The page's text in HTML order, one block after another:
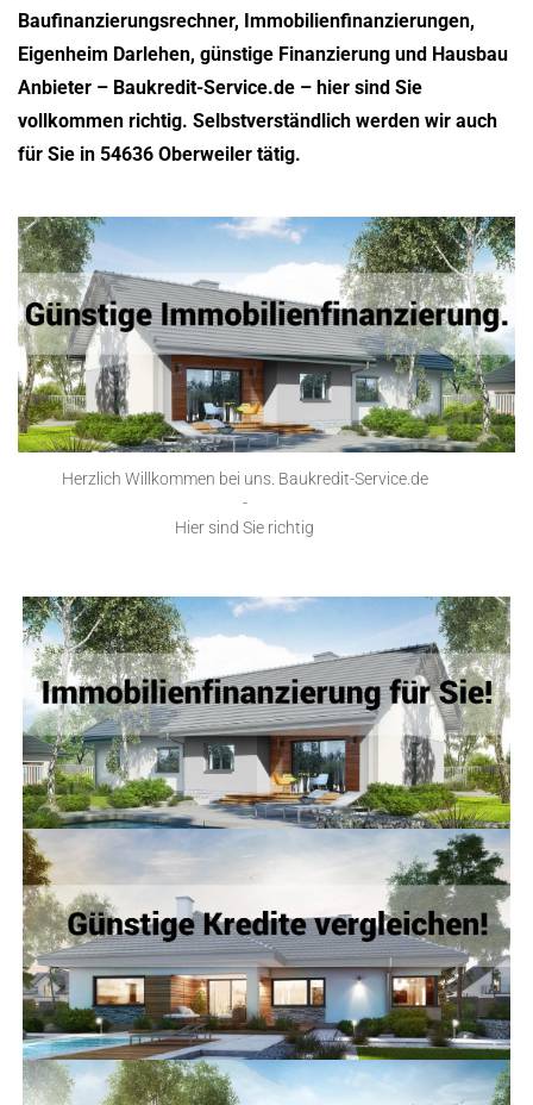
Baufinanzierungsrechner, Immobilienfinanzierungen,
Eigenheim Darlehen, günstige Finanzierung und Hausbau
Anbieter – Baukredit-Service.de – hier sind Sie
vollkommen richtig. Selbstverständlich werden wir auch
für Sie in 54636 Oberweiler tätig.
Herzlich Willkommen bei uns. Baukredit-Service.de
-
Hier sind Sie richtig